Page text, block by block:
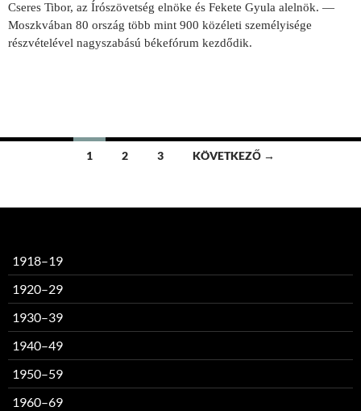
Cseres Tibor, az Írószövetség elnöke és Fekete Gyula alelnök. —
Moszkvában 80 ország több mint 900 közéleti személyisége
részvételével nagyszabású békefórum kezdődik.
Bejegyzések
1 2 3 KÖVETKEZŐ →
1918–19
1920–29
1930–39
1940–49
1950–59
1960–69